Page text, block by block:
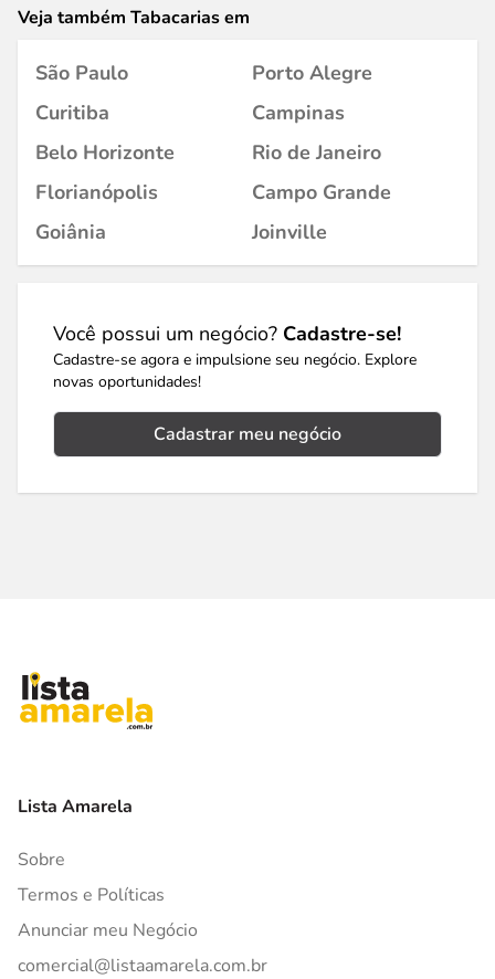
Veja também Tabacarias em
São Paulo
Porto Alegre
Curitiba
Campinas
Belo Horizonte
Rio de Janeiro
Florianópolis
Campo Grande
Goiânia
Joinville
Você possui um negócio? Cadastre-se!
Cadastre-se agora e impulsione seu negócio. Explore
novas oportunidades!
Cadastrar meu negócio
Lista Amarela
Sobre
Termos e Políticas
Anunciar meu Negócio
comercial@listaamarela.com.br